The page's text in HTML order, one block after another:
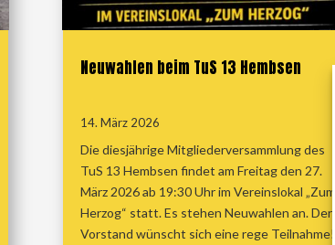
Neuwahlen beim TuS 13 Hembsen
14. März 2026
Die diesjährige Mitgliederversammlung des
TuS 13 Hembsen findet am Freitag den 27.
März 2026 ab 19:30 Uhr im Vereinslokal „Zum
Herzog“ statt. Es stehen Neuwahlen an. Der
Vorstand wünscht sich eine rege Teilnahme!